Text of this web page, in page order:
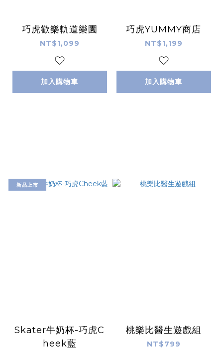
巧虎歡樂軌道樂園
NT$1,099
加入購物車
巧虎YUMMY商店
NT$1,199
加入購物車
新品上市
Skater牛奶杯-巧虎C
heek藍
桃樂比醫生遊戲組
NT$799